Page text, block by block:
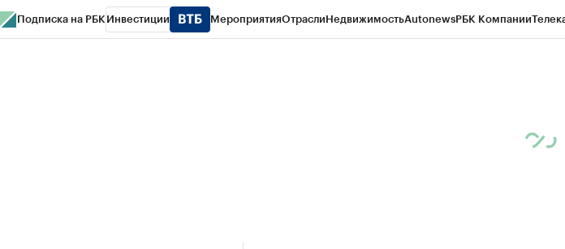
Подписка на РБК Инвестиции МероприятияОтраслиНедвижимостьAutonewsРБК Компании